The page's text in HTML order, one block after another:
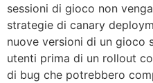
sessioni di gioco non
strategie di canary
nuove versioni di un gioco
utenti prima di un rollout
di bug che potrebbero